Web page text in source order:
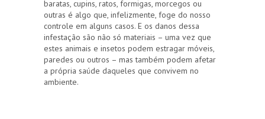
baratas, cupins, ratos, formigas, morcegos ou
outras é algo que, infelizmente, foge do nosso
controle em alguns casos. E os danos dessa
infestação são não só materiais – uma vez que
estes animais e insetos podem estragar móveis,
paredes ou outros – mas também podem afetar
a própria saúde daqueles que convivem no
ambiente.